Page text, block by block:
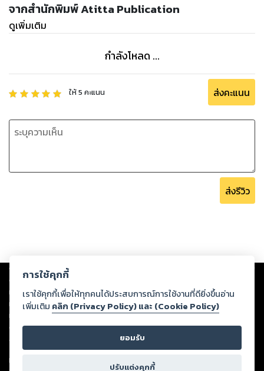
จากสำนักพิมพ์ Atitta Publication
ดูเพิ่มเติม
กำลังโหลด ...
ให้5 คะแนน ส่งคะแนน
ส่งรีวิว
Copyright © 2026
ต่อผลงานหรือเนื้อหาใดที่อัปโหลดผ่านเว็บไซต์และปรากฏว่าละเมิดสิทธิใน
ทรัพย์สินทางปัญญาของบุคคลอื่นหรือขัดต่อกฎหมายและศีลธรรม ดังนั้น ผู้อ่าน
ทุกท่านโปรดใช้วิจารณญาณในการกลั่นกรองด้วยตนเอง และหากท่านพบว่าส่วน
หนึ่งส่วนใดขัดต่อกฎหมายและศีลธรรม กรุณาแจ้งมายังบริษัท เพื่อทีมงานจะได้
ดำเนินการในทันที ทั้งนี้ ทางสตอรี่ล็อกขอสงวนลิขสิทธิ์ตามพระราชบัญญัติ
ลิขสิทธิ์ พ.ศ. 2537 (ฉบับล่าสุด)
For support: member@ookbee.com
การใช้คุกกี้
เราใช้คุกกี้เพื่อให้ทุกคนได้ประสบการณ์การใช้งานที่ดียิ่งขึ้นอ่าน
เพิ่มเติม คลิก (Privacy Policy) และ (Cookie Policy)
ยอมรับ
ปรับแต่งคุกกี้